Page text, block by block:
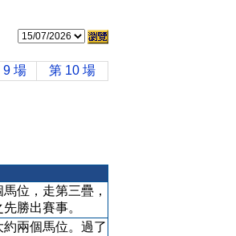
9 場 第 10 場
位，走第三疊，
勝出賽事。
約兩個馬位。過了